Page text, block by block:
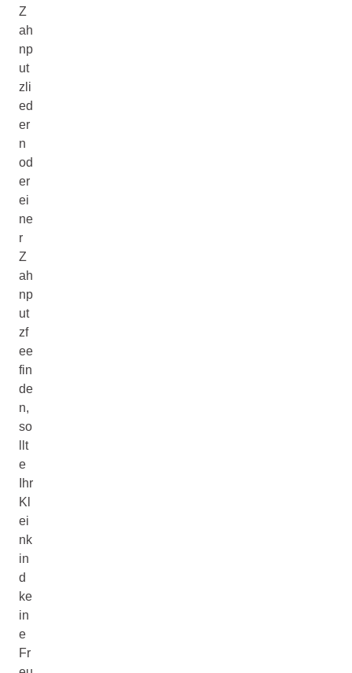
Z
ah
np
ut
zli
ed
er
n
od
er
ei
ne
r
Z
ah
np
ut
zf
ee
fin
de
n,
so
llt
e
Ihr
Kl
ei
nk
in
d
ke
in
e
Fr